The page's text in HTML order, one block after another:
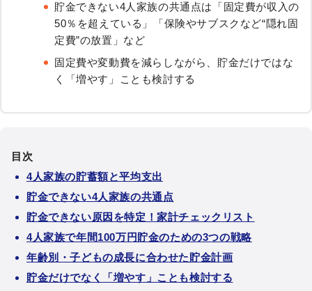
貯金できない4人家族の共通点は「固定費が収入の
50％を超えている」「保険やサブスクなど“隠れ固
定費”の放置」など
固定費や変動費を減らしながら、貯金だけではな
く「増やす」ことも検討する
目次
4人家族の貯蓄額と平均支出
貯金できない4人家族の共通点
貯金できない原因を特定！家計チェックリスト
4人家族で年間100万円貯金のための3つの戦略
年齢別・子どもの成長に合わせた貯金計画
貯金だけでなく「増やす」ことも検討する